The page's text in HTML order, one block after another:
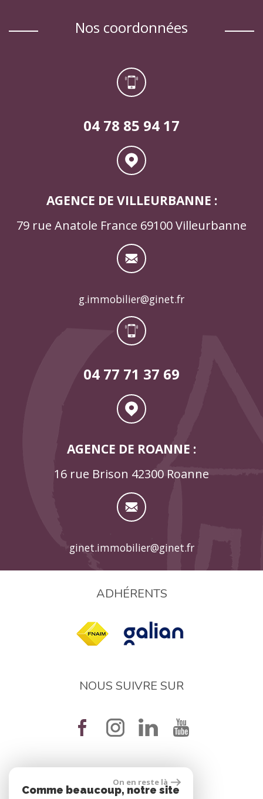
nos coordonnées
04 78 85 94 17
AGENCE DE VILLEURBANNE :
79 rue Anatole France 69100 Villeurbanne
g.immobilier@ginet.fr
04 77 71 37 69
AGENCE DE ROANNE :
16 rue Brison 42300 Roanne
ginet.immobilier@ginet.fr
ADHÉRENTS
NOUS SUIVRE SUR
réalisé par
On en reste là
Comme beaucoup, notre site